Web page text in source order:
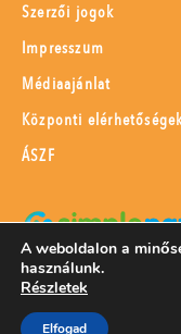
Szerzői jogok
Impresszum
Médiaajánlat
Központi
ÁSZF
SimplePay
A weboldalon a
használunk.
Részletek
Elfogad